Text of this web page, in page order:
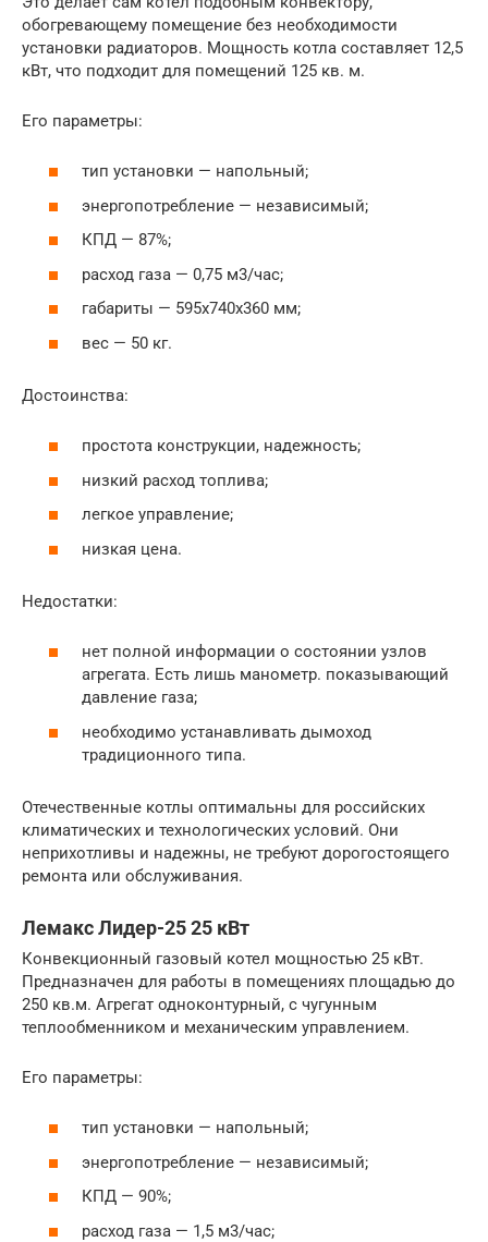
обогревающему помещение без необходимости
установки радиаторов. Мощность котла составляет 12,5
кВт, что подходит для помещений 125 кв. м.
Его параметры:
тип установки — напольный;
энергопотребление — независимый;
КПД — 87%;
расход газа — 0,75 м3/час;
габариты — 595x740x360 мм;
вес — 50 кг.
Достоинства:
простота конструкции, надежность;
низкий расход топлива;
легкое управление;
низкая цена.
Недостатки:
нет полной информации о состоянии узлов
агрегата. Есть лишь манометр. показывающий
давление газа;
необходимо устанавливать дымоход
традиционного типа.
Отечественные котлы оптимальны для российских
климатических и технологических условий. Они
неприхотливы и надежны, не требуют дорогостоящего
ремонта или обслуживания.
Лемакс Лидер-25 25 кВт
Конвекционный газовый котел мощностью 25 кВт.
Предназначен для работы в помещениях площадью до
250 кв.м. Агрегат одноконтурный, с чугунным
теплообменником и механическим управлением.
Его параметры:
тип установки — напольный;
энергопотребление — независимый;
КПД — 90%;
расход газа — 1,5 м3/час;